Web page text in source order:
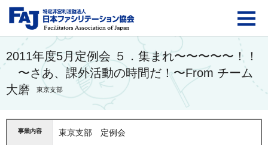
FAJ：特定非営利活動
2011年度5月定例会 ５．集まれ〜〜〜〜〜！！
〜さあ、課外活動の時間だ！〜From チーム
大磨
東京支部
事業内容 東京支部 定例会